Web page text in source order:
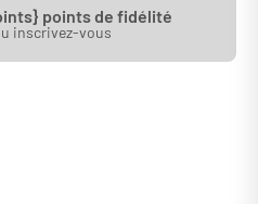
points de fidélité
inscrivez-vous
Cerotar et d’un haut-parleur de 140
filtrage ont également bénéficié de
Bravo !
Dynaudio Emit 10 II"
Emit ont su s'imposer comme des
de leurs catégories. Le fabricant
toute la gamme, en y insufflant